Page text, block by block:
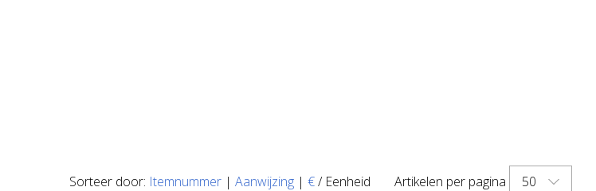
Artikelen per pagina 50
Sorteer door: Itemnummer | Aanwijzing | €/ Eenheid